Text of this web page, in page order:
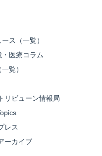
ス（一覧）
・医療コラム
覧）
リビューン情報局
レス
ーカイブ